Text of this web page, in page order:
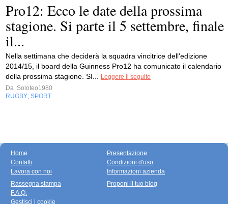
Pro12: Ecco le date della prossima
stagione. Si parte il 5 settembre, finale
il...
Nella settimana che deciderà la squadra vincitrice dell'edizione
2014/15, il board della Guinness Pro12 ha comunicato il calendario
della prossima stagione. SI...
Leggere il seguito
Da Soloteo1980
RUGBY SPORT
Home
Contatti
Lavora con noi
Presentazione
Condizioni d'uso
Informazioni azienda
Rassegna stampa
F.A.Q.
Gestisci i cookie
Proponi il tuo blog